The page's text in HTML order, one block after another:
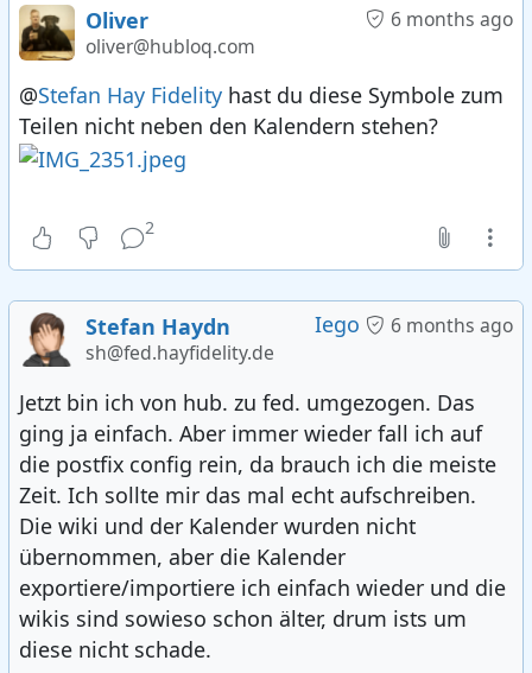
6 months ago
Oliver
oliver@hubloq.com
@Stefan Hay Fidelity hast du diese Symbole zum
Teilen nicht neben den Kalendern stehen?
2
Iego 6 months ago
Stefan Haydn
sh@fed.hayfidelity.de
Jetzt bin ich von hub. zu fed. umgezogen. Das
ging ja einfach. Aber immer wieder fall ich auf
die postfix config rein, da brauch ich die meiste
Zeit. Ich sollte mir das mal echt aufschreiben.
Die wiki und der Kalender wurden nicht
übernommen, aber die Kalender
exportiere/importiere ich einfach wieder und die
wikis sind sowieso schon älter, drum ists um
diese nicht schade.